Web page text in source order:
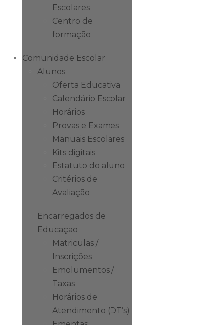
Escolares
Centro de
formação
Comunidade Escolar
Alunos
Oferta Educativa
Calendário Escolar
Horários
Provas e Exames
Manuais Escolares
Kits digitais
Estatuto do aluno
Critérios de
Avaliação
Encarregados de
Educaçao
Matriculas /
Inscrições
Emolumentos /
Taxas
Horários de
Atendimento (DT’s)